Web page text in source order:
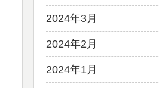
2024年3月
2024年2月
2024年1月